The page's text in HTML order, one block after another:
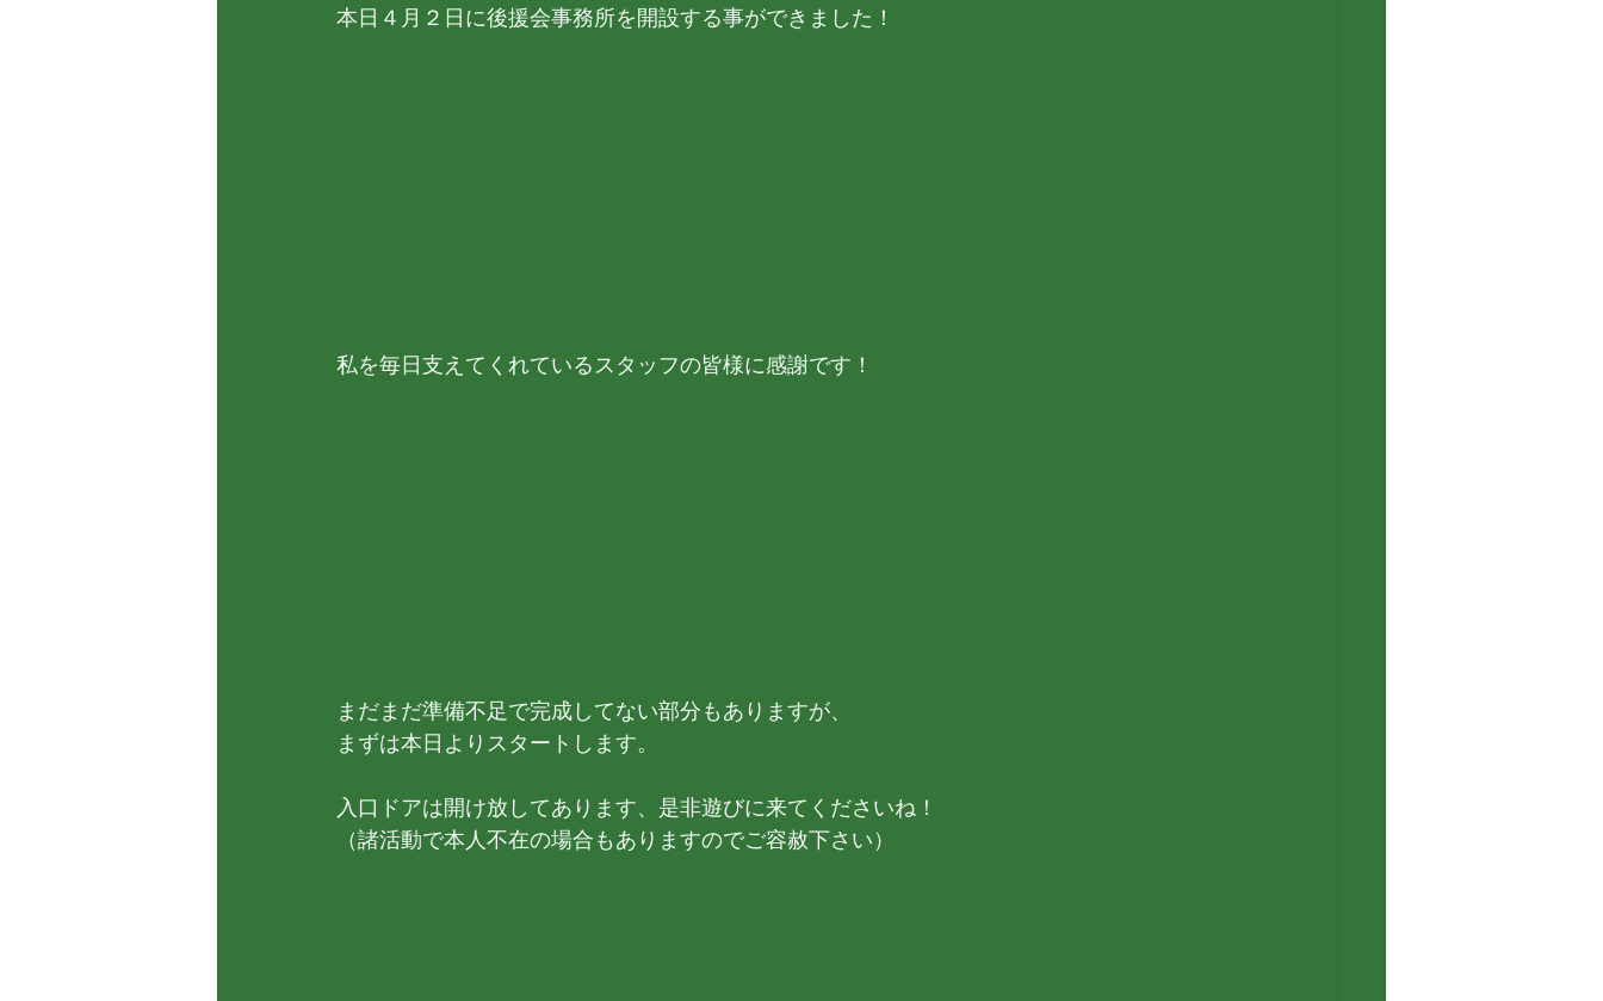
本日４月２日に後援会事務所を開設する事ができました！
私を毎日支えてくれているスタッフの皆様に感謝です！
まだまだ準備不足で完成してない部分もありますが、
まずは本日よりスタートします。
入口ドアは開け放してあります、是非遊びに来てくださいね！
（諸活動で本人不在の場合もありますのでご容赦下さい）